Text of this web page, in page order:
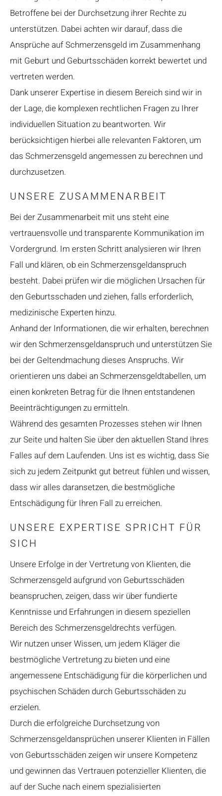
Betroffene bei der Durchsetzung ihrer Rechte zu
unterstützen. Dabei achten wir darauf, dass die
Ansprüche auf Schmerzensgeld im Zusammenhang
mit Geburt und Geburtsschäden korrekt bewertet und
vertreten werden.
Dank unserer Expertise in diesem Bereich sind wir in
der Lage, die komplexen rechtlichen Fragen zu Ihrer
individuellen Situation zu beantworten. Wir
berücksichtigen hierbei alle relevanten Faktoren, um
das Schmerzensgeld angemessen zu berechnen und
durchzusetzen.
UNSERE ZUSAMMENARBEIT
Bei der Zusammenarbeit mit uns steht eine
vertrauensvolle und transparente Kommunikation im
Vordergrund. Im ersten Schritt analysieren wir Ihren
Fall und klären, ob ein Schmerzensgeldanspruch
besteht. Dabei prüfen wir die möglichen Ursachen für
den Geburtsschaden und ziehen, falls erforderlich,
medizinische Experten hinzu.
Anhand der Informationen, die wir erhalten, berechnen
wir den Schmerzensgeldanspruch und unterstützen Sie
bei der Geltendmachung dieses Anspruchs. Wir
orientieren uns dabei an Schmerzensgeldtabellen, um
einen konkreten Betrag für die Ihnen entstandenen
Beeinträchtigungen zu ermitteln.
Während des gesamten Prozesses stehen wir Ihnen
zur Seite und halten Sie über den aktuellen Stand Ihres
Falles auf dem Laufenden. Uns ist es wichtig, dass Sie
sich zu jedem Zeitpunkt gut betreut fühlen und wissen,
dass wir alles daransetzen, die bestmögliche
Entschädigung für Ihren Fall zu erreichen.
UNSERE EXPERTISE SPRICHT FÜR
SICH
Unsere Erfolge in der Vertretung von Klienten, die
Schmerzensgeld aufgrund von Geburtsschäden
beanspruchen, zeigen, dass wir über fundierte
Kenntnisse und Erfahrungen in diesem speziellen
Bereich des Schmerzensgeldrechts verfügen.
Wir nutzen unser Wissen, um jedem Kläger die
bestmögliche Vertretung zu bieten und eine
angemessene Entschädigung für die körperlichen und
psychischen Schäden durch Geburtsschäden zu
erzielen.
Durch die erfolgreiche Durchsetzung von
Schmerzensgeldansprüchen unserer Klienten in Fällen
von Geburtsschäden zeigen wir unsere Kompetenz
und gewinnen das Vertrauen potenzieller Klienten, die
auf der Suche nach einem spezialisierten